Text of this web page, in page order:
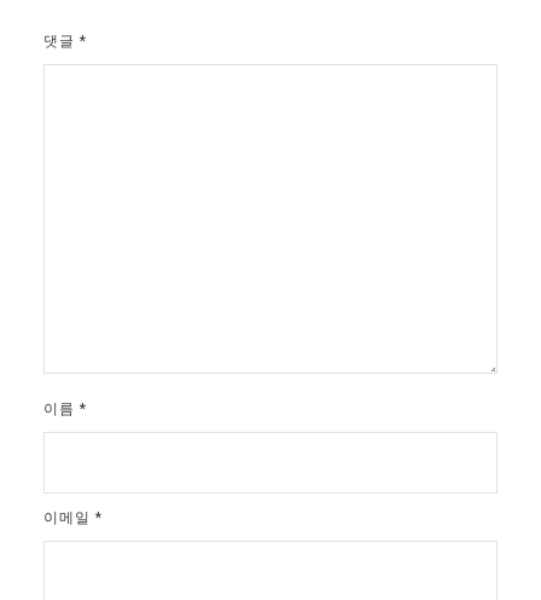
댓글 *
이름 *
이메일 *